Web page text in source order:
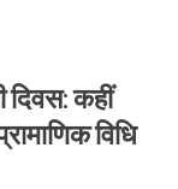
कहीं
विधि